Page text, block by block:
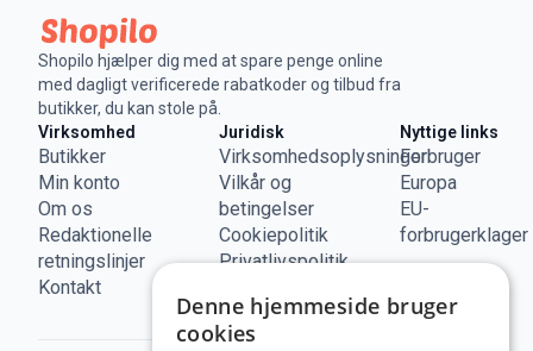
Shopilo hjælper dig med at spare penge online
med dagligt verificerede rabatkoder og tilbud fra
butikker, du kan stole på.
Virksomhed
Butikker
Min konto
Om os
Redaktionelle
retningslinjer
Kontakt
Juridisk
Virksomhedsoplysninger
Vilkår og
betingelser
Cookiepolitik
Privatlivspolitik
Nyttige links
Forbruger
Europa
EU-
forbrugerklager
Denne hjemmeside bruger
cookies